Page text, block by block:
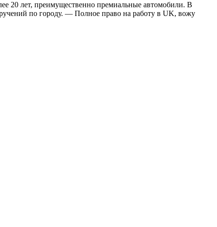
20 лет, преимущественно премиальные автомобили. В
по городу. — Полное право на работу в UK, вожу